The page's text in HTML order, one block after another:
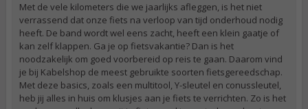
Met de vele kilometers die we jaarlijks afleggen, is het niet
verrassend dat onze fiets na verloop van tijd onderhoud nodig
heeft. De band wordt wel eens zacht, heeft een klein gaatje of
kan zelf klappen. Ga je op fietsvakantie? Dan is het
noodzakelijk om goed voorbereid op reis te gaan. Daarom vind
je bij Kabelshop de meest gebruikte soorten fietsgereedschap.
Met deze basics, zoals een multitool, Y-sleutel en conussleutel,
heb jij alles in huis om klusjes aan je fiets te verrichten. Zo is het